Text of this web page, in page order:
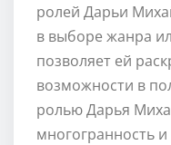
ролей Дарьи
в выборе жанра
позволяет ей
возможности в
ролью Дарья
многогранность